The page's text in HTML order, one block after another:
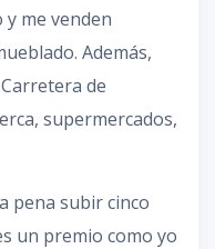
me venden
Además,
de
supermercados,
pena subir cinco
un premio como yo